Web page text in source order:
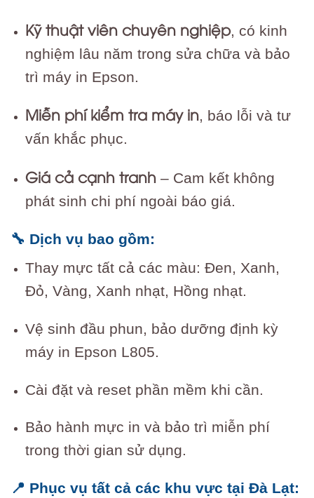
Kỹ thuật viên chuyên nghiệp, có kinh
nghiệm lâu năm trong sửa chữa và bảo
trì máy in Epson.
Miễn phí kiểm tra máy in, báo lỗi và tư
vấn khắc phục.
Giá cả cạnh tranh – Cam kết không
phát sinh chi phí ngoài báo giá.
🔧 Dịch vụ bao gồm:
Thay mực tất cả các màu: Đen, Xanh,
Đỏ, Vàng, Xanh nhạt, Hồng nhạt.
Vệ sinh đầu phun, bảo dưỡng định kỳ
máy in Epson L805.
Cài đặt và reset phần mềm khi cần.
Bảo hành mực in và bảo trì miễn phí
trong thời gian sử dụng.
📍 Phục vụ tất cả các khu vực tại Đà Lạt: